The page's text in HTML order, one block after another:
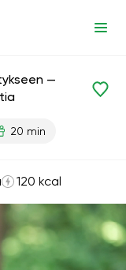
—
20 min
120 kcal